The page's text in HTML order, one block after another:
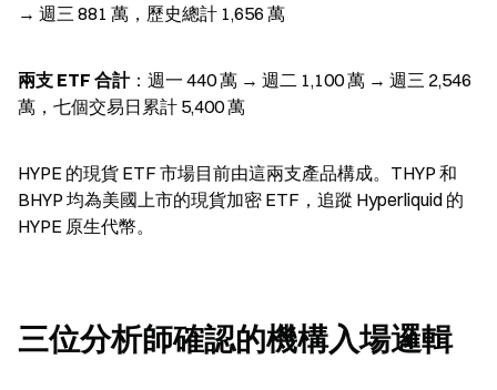
→ 週三 881 萬，歷史總計 1,656 萬
兩支 ETF 合計：週一 440 萬 → 週二 1,100 萬 → 週三 2,546
萬，七個交易日累計 5,400 萬
HYPE 的現貨 ETF 市場目前由這兩支產品構成。THYP 和
BHYP 均為美國上市的現貨加密 ETF，追蹤 Hyperliquid 的
HYPE 原生代幣。
三位分析師確認的機構入場邏輯